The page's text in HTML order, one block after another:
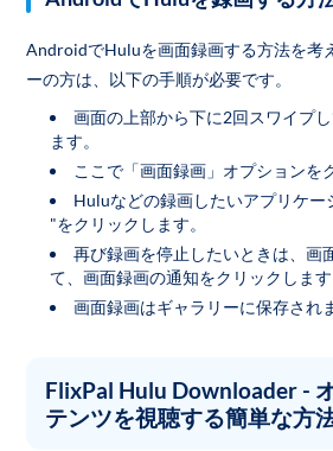
AndroidでHuluを画面録画する方法を考
ーの方は、以下の手順が必要です。
画面の上部から下に2回スワイプ
ます。
ここで「画面録画」オプションを
Huluなどの録画したいアプリケ
"をクリックします。
再び録画を停止したいときは、画
て、画面録画の通知をクリックします
画面録画はギャラリーに保存され
FlixPal Hulu Downloader -
テンツを視聴する簡単な方